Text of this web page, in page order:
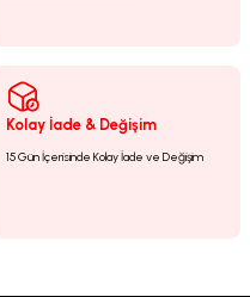
Kolay İade & Değişim
15 Gün İçerisinde Kolay İade ve Değişim